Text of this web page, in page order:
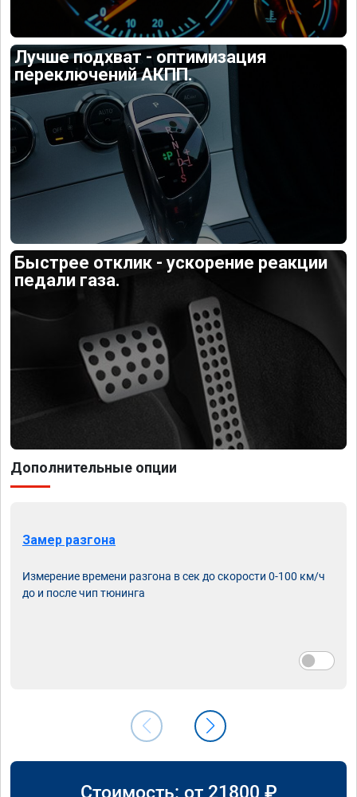
Лучше подхват - оптимизация
переключений АКПП.
Быстрее отклик - ускорение реакции
педали газа.
Дополнительные опции
Замер разгона
Измерение времени разгона в сек до скорости 0-100 км/ч
до и после чип тюнинга
Стоимость: от 21800 ₽